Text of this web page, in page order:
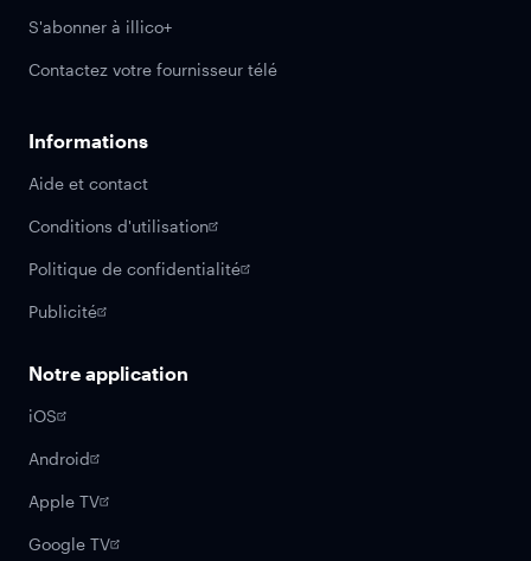
S'abonner à illico+
Contactez votre fournisseur télé
Informations
Aide et contact
Conditions d'utilisation
Politique de confidentialité
Publicité
Notre application
iOS
Android
Apple TV
Google TV